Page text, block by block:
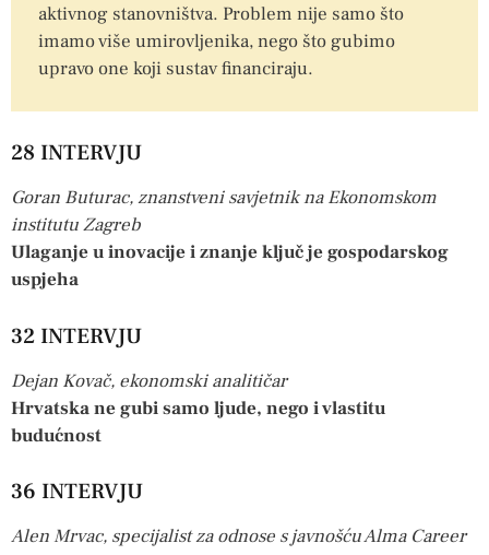
aktivnog stanovništva. Problem nije samo što
imamo više umirovljenika, nego što gubimo
upravo one koji sustav financiraju.
28 INTERVJU
Goran Buturac, znanstveni savjetnik na Ekonomskom
institutu Zagreb
Ulaganje u inovacije i znanje ključ je gospodarskog
uspjeha
32 INTERVJU
Dejan Kovač, ekonomski analitičar
Hrvatska ne gubi samo ljude, nego i vlastitu
budućnost
36 INTERVJU
Alen Mrvac, specijalist za odnose s javnošću Alma Career